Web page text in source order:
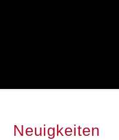
Neuigkeiten